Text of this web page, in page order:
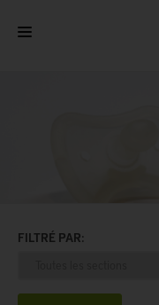
CONTACT
FILTRÉ PAR: